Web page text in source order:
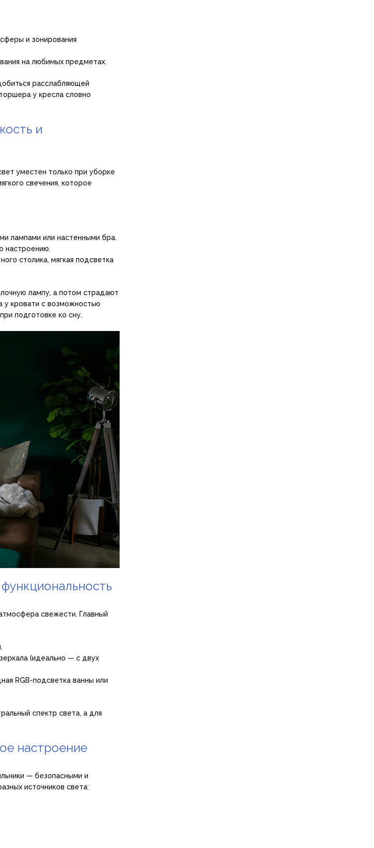
и зонирования
на любимых предметах.
расслабляющей
у кресла словно
и
уместен только при уборке
свечения, которое
лампами или настенными бра.
настроению.
столика, мягкая подсветка
лампу, а потом страдают
кровати с возможностью
подготовке ко сну.
свежести. Главный
(идеально — с двух
RGB-подсветка ванны или
спектр света, а для
настроение
— безопасными и
источников света: